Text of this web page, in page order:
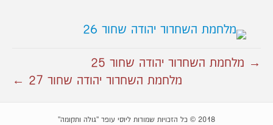
→ מלחמת השחרור יהודה שחור 25
מלחמת השחרור יהודה שחור 27 ←
2018 © כל הזכויות שמורות ליוסי עופר "גולה ותקומה"